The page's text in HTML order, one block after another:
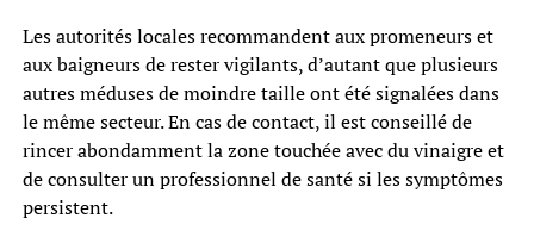
Les autorités locales recommandent aux promeneurs et
aux baigneurs de rester vigilants, d’autant que plusieurs
autres méduses de moindre taille ont été signalées dans
le même secteur. En cas de contact, il est conseillé de
rincer abondamment la zone touchée avec du vinaigre et
de consulter un professionnel de santé si les symptômes
persistent.